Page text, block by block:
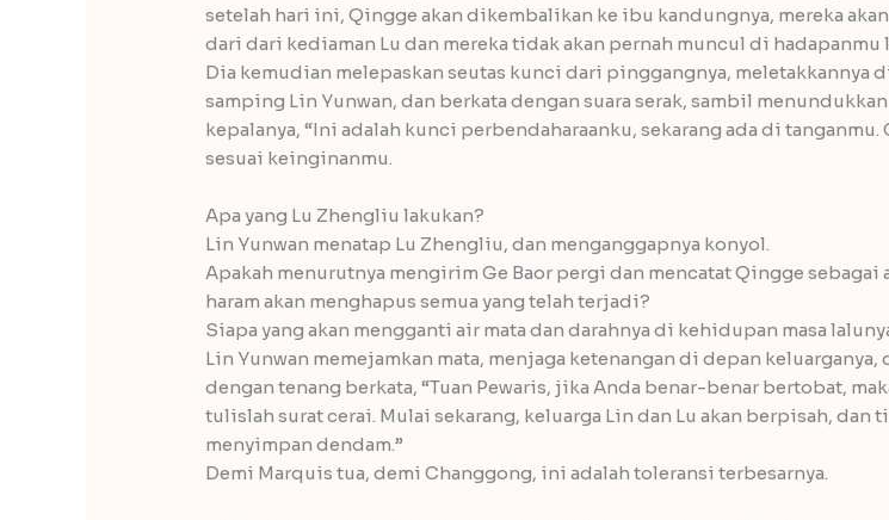
setelah hari ini, Qingge akan dikembalikan ke ibu kandungnya, mereka
dari dari kediaman Lu dan mereka tidak akan pernah muncul di hadapanmu
Dia kemudian melepaskan seutas kunci dari pinggangnya, meletakkannya
samping Lin Yunwan, dan berkata dengan suara serak, sambil menundukkan
kepalanya, “Ini adalah kunci perbendaharaanku, sekarang ada di tanganmu.
sesuai keinginanmu.
Apa yang Lu Zhengliu lakukan?
Lin Yunwan menatap Lu Zhengliu, dan menganggapnya konyol.
Apakah menurutnya mengirim Ge Baor pergi dan mencatat Qingge sebagai
haram akan menghapus semua yang telah terjadi?
Siapa yang akan mengganti air mata dan darahnya di kehidupan masa
Lin Yunwan memejamkan mata, menjaga ketenangan di depan keluarganya,
dengan tenang berkata, “Tuan Pewaris, jika Anda benar-benar bertobat,
tulislah surat cerai. Mulai sekarang, keluarga Lin dan Lu akan berpisah, dan
menyimpan dendam.”
Demi Marquis tua, demi Changgong, ini adalah toleransi terbesarnya.